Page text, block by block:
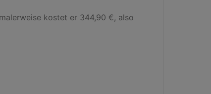
kostet er 344,90 €, also